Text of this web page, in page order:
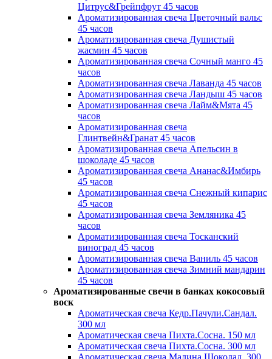
Цитрус&Грейпфрут 45 часов
Ароматизированная свеча Цветочный вальс
45 часов
Ароматизированная свеча Душистый
жасмин 45 часов
Ароматизированная свеча Сочный манго 45
часов
Ароматизированная свеча Лаванда 45 часов
Ароматизированная свеча Ландыш 45 часов
Ароматизированная свеча Лайм&Мята 45
часов
Ароматизированная свеча
Глинтвейн&Гранат 45 часов
Ароматизированная свеча Апельсин в
шоколаде 45 часов
Ароматизированная свеча Ананас&Имбирь
45 часов
Ароматизированная свеча Снежный кипарис
45 часов
Ароматизированная свеча Земляника 45
часов
Ароматизированная свеча Тосканский
виноград 45 часов
Ароматизированная свеча Ваниль 45 часов
Ароматизированная свеча Зимний мандарин
45 часов
Ароматизированные свечи в банках кокосовый
воск
Ароматическая свеча Кедр.Пачули.Сандал.
300 мл
Ароматическая свеча Пихта.Сосна. 150 мл
Ароматическая свеча Пихта.Сосна. 300 мл